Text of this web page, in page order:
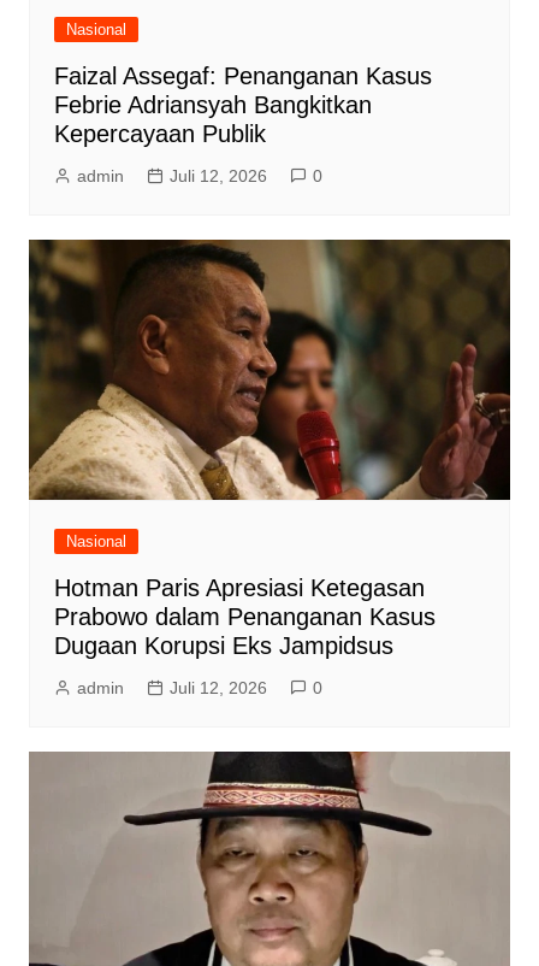
Nasional
Faizal Assegaf: Penanganan Kasus
Febrie Adriansyah Bangkitkan
Kepercayaan Publik
admin Juli 12, 2026 0
Nasional
Hotman Paris Apresiasi Ketegasan
Prabowo dalam Penanganan Kasus
Dugaan Korupsi Eks Jampidsus
admin Juli 12, 2026 0